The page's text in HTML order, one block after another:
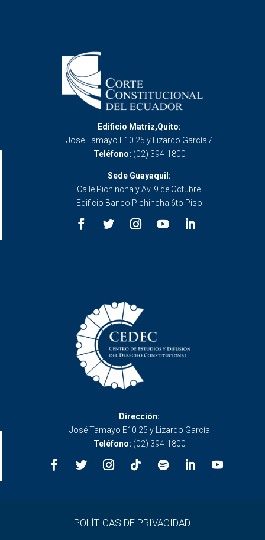
Edificio Matriz,Quito:
José Tamayo E10 25 y Lizardo García /
Teléfono: (02) 394-1800
Sede Guayaquil:
Calle Pichincha y Av. 9 de Octubre.
Edificio Banco Pichincha 6to Piso
Dirección:
José Tamayo E10 25 y Lizardo García
Teléfono: (02) 394-1800
POLÍTICAS DE PRIVACIDAD